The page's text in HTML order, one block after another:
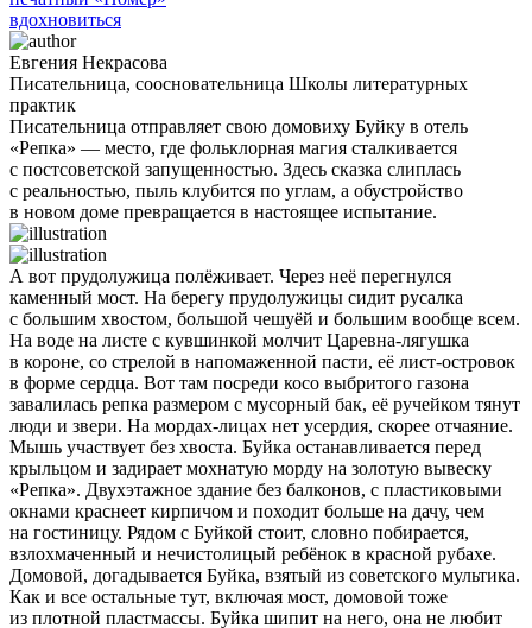
вдохновиться
Евгения Некрасова
Писательница, соосновательница Школы литературных
практик
Писательница отправляет свою домовиху Буйку в отель
«Репка» — место, где фольклорная магия сталкивается
с постсоветской запущенностью. Здесь сказка слиплась
с реальностью, пыль клубится по углам, а обустройство
в новом доме превращается в настоящее испытание.
А вот прудолужица полёживает. Через неё перегнулся
каменный мост. На берегу прудолужицы сидит русалка
с большим хвостом, большой чешуёй и большим вообще всем.
На воде на листе с кувшинкой молчит Царевна-лягушка
в короне, со стрелой в напомаженной пасти, её лист-островок
в форме сердца. Вот там посреди косо выбритого газона
завалилась репка размером с мусорный бак, её ручейком тянут
люди и звери. На мордах-лицах нет усердия, скорее отчаяние.
Мышь участвует без хвоста. Буйка останавливается перед
крыльцом и задирает мохнатую морду на золотую вывеску
«Репка». Двухэтажное здание без балконов, с пластиковыми
окнами краснеет кирпичом и походит больше на дачу, чем
на гостиницу. Рядом с Буйкой стоит, словно побирается,
взлохмаченный и нечистолицый ребёнок в красной рубахе.
Домовой, догадывается Буйка, взятый из советского мультика.
Как и все остальные тут, включая мост, домовой тоже
из плотной пластмассы. Буйка шипит на него, она не любит